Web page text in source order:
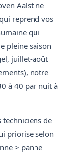
Aalst ne
reprend vos
qui
pleine saison
juillet-août
notre
à 40 par nuit à
techniciens de
priorise selon
> panne